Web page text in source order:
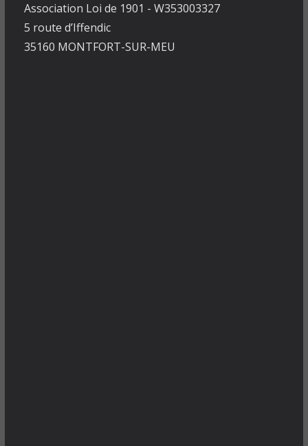
Association Loi de 1901 - W353003327
5 route d’Iffendic
35160 MONTFORT-SUR-MEU